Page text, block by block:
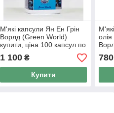
М'які капсули Ян Ен Грін
Ворлд (Green World)
купити, ціна 100 капсул по
800 мг
1 100₴
Купити
мг-
780